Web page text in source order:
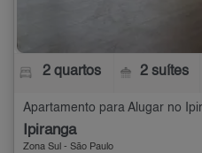
2 quartos 2 suítes
Apartamento para Alugar no
Ipiranga
Zona Sul - São Paulo